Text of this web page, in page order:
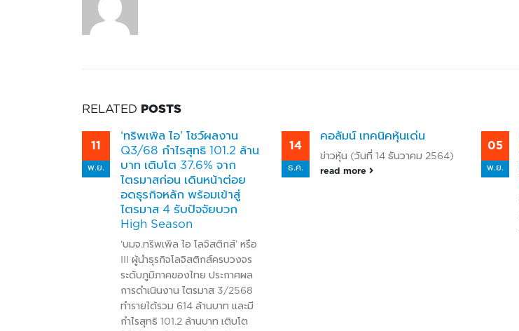
RELATED POSTS
11
พ.ย.
‘ทริพเพิล ไอ’ โชว์ผลงาน
Q3/68 กำไรสุทธิ 101.2 ล้าน
บาท เติบโต 37.6% จาก
ไตรมาสก่อน เดินหน้าต่อย
อดธุรกิจหลัก พร้อมเข้าสู่
ไตรมาส 4 รับปัจจัยบวก
High Season
‘บมจ.ทริพเพิล ไอ โลจิสติกส์’ หรือ
III ผู้นำธุรกิจโลจิสติกส์ครบวงจร
ระดับภูมิภาคของไทย ประกาศผล
การดำเนินงาน ไตรมาส 3/2568
ทำรายได้รวม 614 ล้านบาท และมี
กำไรสุทธิ 101.2 ล้านบาท เติบโต
14
ธ.ค.
คอลัมน์ เทคนิคหุ้นเด่น
ข่าวหุ้น (วันที่ 14 ธันวาคม 2564)
read more
05
พ.ย.